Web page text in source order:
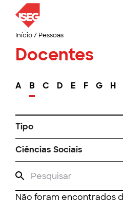
Início/ Pessoas
Docentes
A B C D E F G H
Tipo
Ciências Sociais
Não foram encontrados